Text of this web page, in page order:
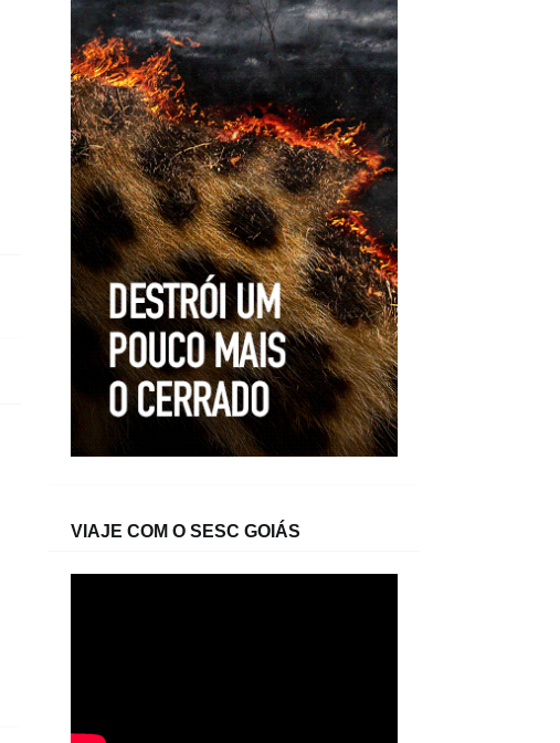
VIAJE COM O SESC GOIÁS